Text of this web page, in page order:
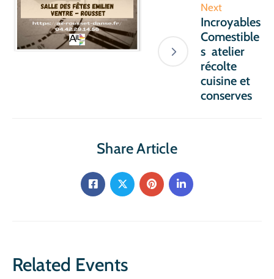
Next
Incroyables
Comestible
s atelier
récolte
cuisine et
conserves
Share Article
Related Events